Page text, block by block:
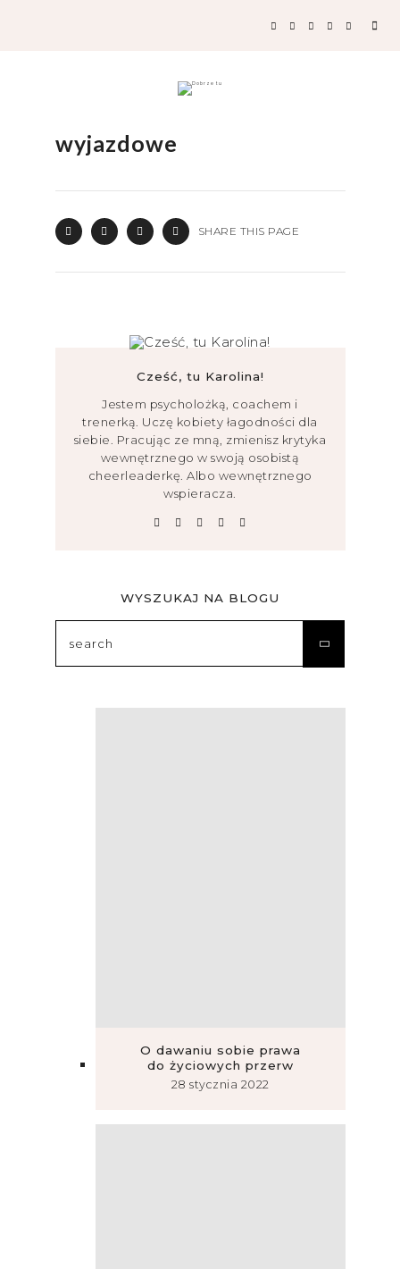
wyjazdowe
SHARE THIS PAGE
Cześć, tu Karolina!
Jestem psycholożką, coachem i
trenerką. Uczę kobiety łagodności dla
siebie. Pracując ze mną, zmienisz krytyka
wewnętrznego w swoją osobistą
cheerleaderkę. Albo wewnętrznego
wspieracza.
WYSZUKAJ NA BLOGU
O dawaniu sobie prawa
do życiowych przerw
28 stycznia 2022